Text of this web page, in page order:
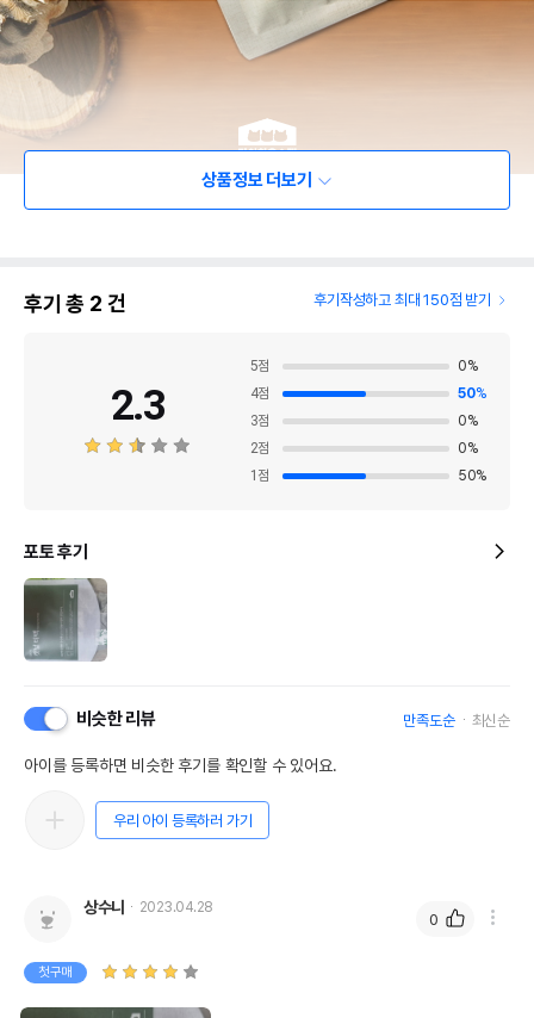
상품정보 더보기
후기 총 2 건 후기작성하고 최대 150점 받기
2.3
5점 0%
4점 50%
3점 0%
2점 0%
1 점 50%
포토 후기
비슷한 리뷰 만족도순 최신순
아이를 등록하면 비슷한 후기를 확인할 수 있어요.
우리 아이 등록하러 가기
상수니 2023.04.28
첫구매
0